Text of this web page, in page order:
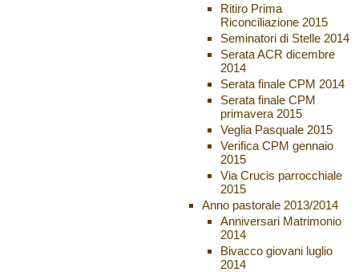
Ritiro Prima
Riconciliazione 2015
Seminatori di Stelle 2014
Serata ACR dicembre
2014
Serata finale CPM 2014
Serata finale CPM
primavera 2015
Veglia Pasquale 2015
Verifica CPM gennaio
2015
Via Crucis parrocchiale
2015
Anno pastorale 2013/2014
Anniversari Matrimonio
2014
Bivacco giovani luglio
2014